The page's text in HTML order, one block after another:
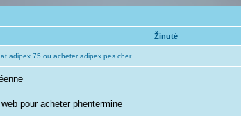
Žinutė
adipex 75 ou acheter adipex pes cher
pour acheter phentermine